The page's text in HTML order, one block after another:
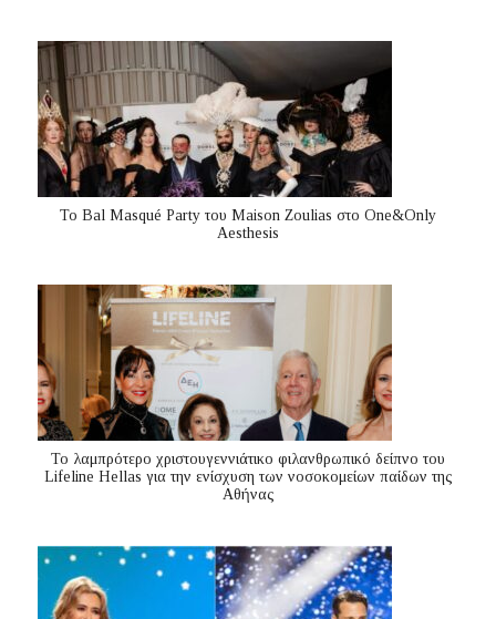
Το Bal Masqué Party του Maison Zoulias στο One&Only
Aesthesis
Το λαμπρότερο χριστουγεννιάτικο φιλανθρωπικό δείπνο του
Lifeline Hellas για την ενίσχυση των νοσοκομείων παίδων της
Αθήνας